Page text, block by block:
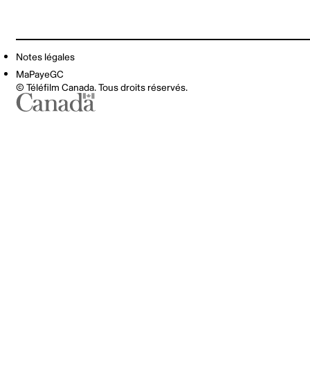
Notes légales
MaPayeGC
© Téléfilm Canada. Tous droits réservés.